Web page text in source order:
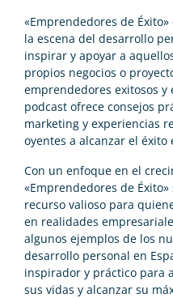
«Emprendedores de
la escena del desarrollo
inspirar y apoyar a
propios negocios o
emprendedores exitosos y
podcast ofrece consejos
marketing y experiencias
oyentes a alcanzar el
Con un enfoque en el
«Emprendedores de
recurso valioso para
en realidades
algunos ejemplos de los
desarrollo personal en
inspirador y práctico para
sus vidas y alcanzar su